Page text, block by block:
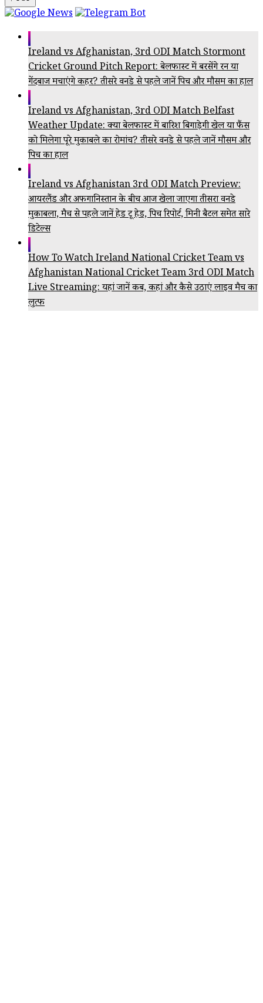
Ireland vs Afghanistan, 3rd ODI Match Stormont
Cricket Ground Pitch Report: बेलफास्ट में बरसेंगे रन या
गेंदबाज मचाएंगे कहर? तीसरे वनडे से पहले जानें पिच और मौसम का हाल
Ireland vs Afghanistan, 3rd ODI Match Belfast
Weather Update: क्या बेलफास्ट में बारिश बिगाड़ेगी खेल या फैंस
को मिलेगा पूरे मुकाबले का रोमांच? तीसरे वनडे से पहले जानें मौसम और
पिच का हाल
Ireland vs Afghanistan 3rd ODI Match Preview:
आयरलैंड और अफगानिस्तान के बीच आज खेला जाएगा तीसरा वनडे
मुकाबला, मैच से पहले जानें हेड टू हेड, पिच रिपोर्ट, मिनी बैटल समेत सारे
डिटेल्स
How To Watch Ireland National Cricket Team vs
Afghanistan National Cricket Team 3rd ODI Match
Live Streaming: यहां जानें कब, कहां और कैसे उठाएं लाइव मैच का
लुत्फ